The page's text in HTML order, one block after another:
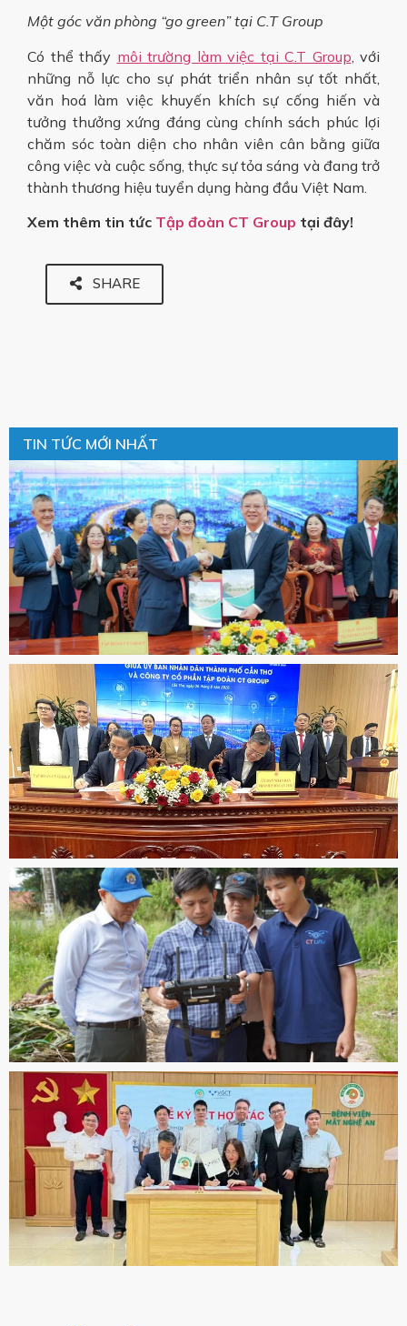
Một góc văn phòng “go green” tại C.T Group
​Có thể thấy môi trường làm việc tại C.T Group , với
những nỗ lực cho sự phát triển nhân sự tốt nhất,
văn hoá làm việc khuyến khích sự cống hiến và
tưởng thưởng xứng đáng cùng chính sách phúc lợi
chăm sóc toàn diện cho nhân viên cân bằng giữa
công việc và cuộc sống, thực sự tỏa sáng và đang trở
thành thương hiệu tuyển dụng hàng đầu Việt Nam.
Xem thêm tin tức Tập đoàn CT Group tại đây!
SHARE
TIN TỨC MỚI NHẤT